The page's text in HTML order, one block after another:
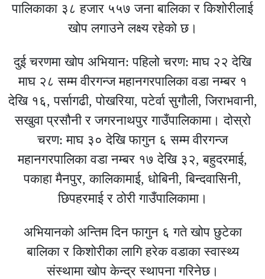
पालिकाका ३८ हजार ५५७ जना बालिका र किशोरीलाई
खोप लगाउने लक्ष्य रहेको छ।
दुई चरणमा खोप अभियान: पहिलो चरण: माघ २२ देखि
माघ २८ सम्म वीरगन्ज महानगरपालिका वडा नम्बर १
देखि १६, पर्सागढी, पोखरिया, पटेर्वा सुगौली, जिराभवानी,
सखुवा प्रसौनी र जगरनाथपुर गाउँपालिकामा। दोस्रो
चरण: माघ ३० देखि फागुन ६ सम्म वीरगन्ज
महानगरपालिका वडा नम्बर १७ देखि ३२, बहुदरमाई,
पकाहा मैनपुर, कालिकामाई, धोबिनी, बिन्दवासिनी,
छिपहरमाई र ठोरी गाउँपालिकामा।
अभियानको अन्तिम दिन फागुन ६ गते खोप छुटेका
बालिका र किशोरीका लागि हरेक वडाका स्वास्थ्य
संस्थामा खोप केन्द्र स्थापना गरिनेछ।